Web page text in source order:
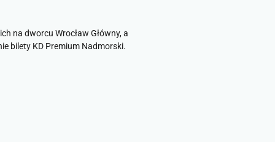
na dworcu Wrocław Główny, a
bilety KD Premium Nadmorski.